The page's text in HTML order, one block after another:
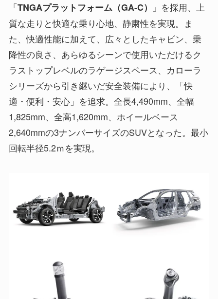
「TNGAプラットフォーム（GA-C）
」を採用、上
質な走りと快適な乗り心地、静粛性を実現。ま
た、快適性能に加えて、広々としたキャビン、乗
降性の良さ、あらゆるシーンで使用いただけるク
ラストップレベルのラゲージスペース、カローラ
シリーズから引き継いだ安全装備により、「快
適・便利・安心」を追求。全長4,490mm、全幅
1,825mm、全高1,620mm、ホイールベース
2,640mmの3ナンバーサイズのSUVとなった。最小
回転半径5.2ｍを実現。